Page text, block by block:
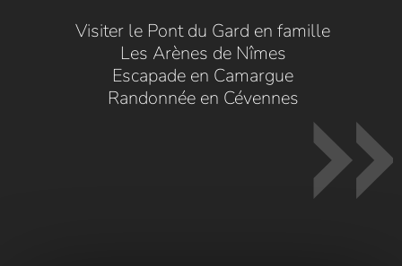
Visiter le Pont du Gard en famille
Les Arènes de Nîmes
Escapade en Camargue
Randonnée en Cévennes